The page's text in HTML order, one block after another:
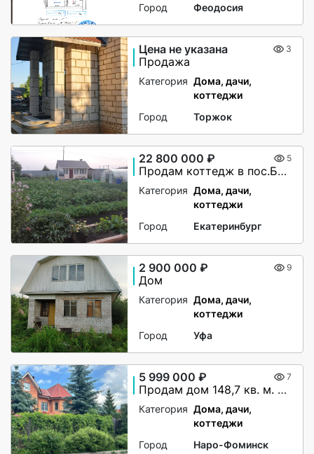
Город
Феодосия
Цена не указана 3
Продажа
Категория Дома, дачи,
коттеджи
Город
Торжок
22 800 000 ₽ 5
Продам коттедж в пос.Бобровский
Категория Дома, дачи,
коттеджи
Город
Екатеринбург
2 900 000 ₽ 9
Дом
Категория Дома, дачи,
коттеджи
Город
Уфа
5 999 000 ₽ 7
Продам дом 148,7 кв. м. и землю 19,27 соток
Категория Дома, дачи,
коттеджи
Город
Наро-Фоминск